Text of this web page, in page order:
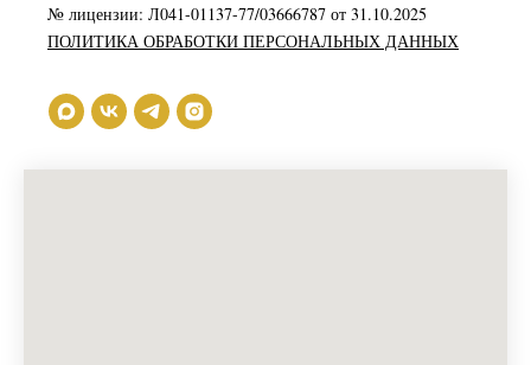
№ лицензии: Л041-01137-77/03666787 от 31.10.2025
ПОЛИТИКА ОБРАБОТКИ ПЕРСОНАЛЬНЫХ ДАННЫХ